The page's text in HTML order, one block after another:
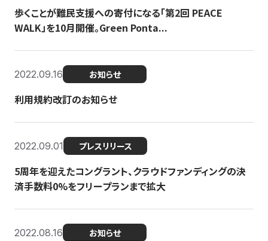
歩くことが難民支援への寄付になる「第2回 PEACE
WALK」を10月開催。Green Ponta...
2022.09.16 お知らせ
利用規約改訂のお知らせ
2022.09.01 プレスリリース
5周年を迎えたコングラント、クラウドファンディングの決
済手数料0%をフリープランまで拡大
2022.08.16 お知らせ